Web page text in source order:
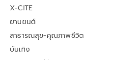
X-CITE
ยานยนต์
สาธารณสุข-คุณภาพชีวิต
บันเทิง